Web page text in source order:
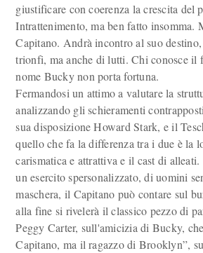
giustificare con coerenza la crescita del
Intrattenimento, ma ben fatto insomma.
Capitano. Andrà incontro al suo
trionfi, ma anche di lutti. Chi conosce il
nome Bucky non porta fortuna.
Fermandosi un attimo a valutare la
analizzando gli schieramenti
sua disposizione Howard Stark, e il
quello che fa la differenza tra i due è la
carismatica e attrattiva e il cast di
un esercito spersonalizzato, di uomini
maschera, il Capitano può contare sul
alla fine si rivelerà il classico pezzo di
Peggy Carter, sull'amicizia di Bucky,
Capitano, ma il ragazzo di Brooklyn”,